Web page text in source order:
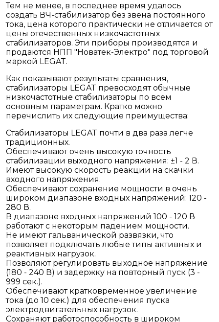
Тем не менее, в последнее время удалось
создать ВЧ-стабилизатор без звена постоянного
тока, цена которого практически не отличается от
цены отечественных низкочастотных
стабилизаторов. Эти приборы производятся и
продаются НПП "Новатек-Электро" под торговой
маркой LEGAT.
Как показывают результаты сравнения,
стабилизаторы LEGAT превосходят обычные
низкочастотные стабилизаторы по всем
основным параметрам. Кратко можно
перечислить их следующие преимущества:
Стабилизаторы LEGAT почти в два раза легче
традиционных.
Обеспечивают очень высокую точность
стабилизации выходного напряжения: ±1 - 2 В.
Имеют высокую скорость реакции на скачки
входного напряжения.
Обеспечивают сохранение мощности в очень
широком диапазоне входных напряжений: 120 -
280 В.
В диапазоне входных напряжений 100 - 120 В
работают с некоторым падением мощности.
Не имеют гальванической развязки, что
позволяет подключать любые типы активных и
реактивных нагрузок.
Позволяют регулировать выходное напряжение
(180 - 240 В) и задержку на повторный пуск (3 -
999 сек.).
Обеспечивают кратковременное увеличение
тока (до 10 сек.) для обеспечения пуска
электродвигательных нагрузок.
Сохраняют работоспособность в широком